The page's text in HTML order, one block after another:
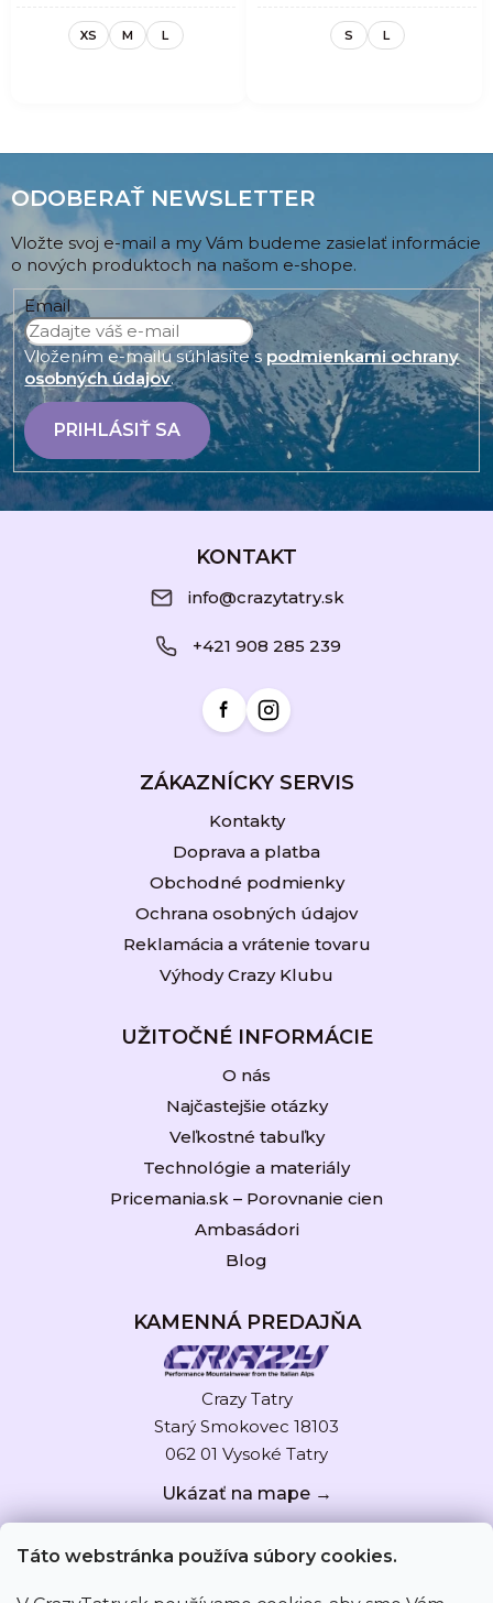
Táto webstránka používa súbory cookies.
XS M L S L
ODOBERAŤ NEWSLETTER
Vložte svoj e-mail a my Vám budeme zasielať informácie
o nových produktoch na našom e-shope.
Email
Vložením e-mailu súhlasíte spodmienkami ochrany
osobných údajov.
PRIHLÁSIŤ SA
KONTAKT
info@crazytatry.sk
+421 908 285 239
ZÁKAZNÍCKY SERVIS
Kontakty
Doprava a platba
Obchodné podmienky
Ochrana osobných údajov
Reklamácia a vrátenie tovaru
Výhody Crazy Klubu
UŽITOČNÉ INFORMÁCIE
O nás
Najčastejšie otázky
Veľkostné tabuľky
Technológie a materiály
Pricemania.sk – Porovnanie cien
Ambasádori
Blog
KAMENNÁ PREDAJŇA
Crazy Tatry
Starý Smokovec 18103
062 01 Vysoké Tatry
Ukázať na mape →